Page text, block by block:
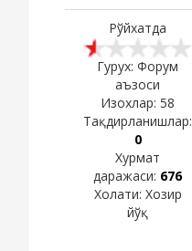
Рўйхатда
Гурух: Форум
аъзоси
Изохлар: 58
Тақдирланишлар:
0
Хурмат
даражаси: 676
Холати: Хозир
йўқ